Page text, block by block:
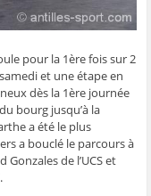
e
d
n
o
u
i
(
o
v
r
e
d
a
n
s
u
n
e
n
pour la 1ère fois sur 2
et une étape en
dès la 1ère journée
bourg jusqu’à la
a été le plus
a bouclé le parcours à
de l’UCS et